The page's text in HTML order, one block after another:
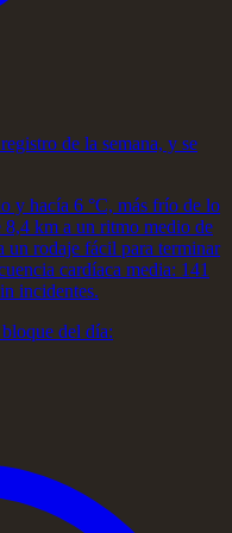
de la semana, y se
y hacía 6 °C, más frío de lo
km a un ritmo medio de
un rodaje fácil para terminar
cardíaca media: 141
incidentes.
del día: